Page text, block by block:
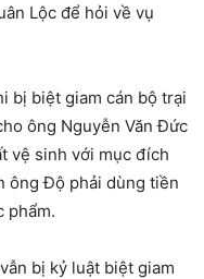
Lộc để hỏi về vụ
bị biệt giam cán bộ trại
ông Nguyễn Văn Đức
vệ sinh với mục đích
ông Độ phải dùng tiền
phẩm.
bị kỷ luật biệt giam